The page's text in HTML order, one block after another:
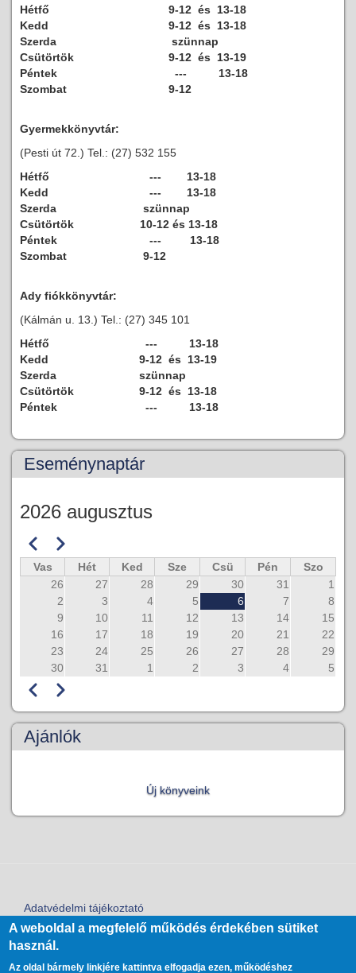
Hétfő
9-12 és 13-18
Kedd
9-12 és 13-18
Szerda
szünnap
Csütörtök
9-12 és 13-19
Péntek
--- 13-18
Szombat
9-12
Gyermekkönyvtár:
(Pesti út 72.) Tel.: (27) 532 155
Hétfő
--- 13-18
Kedd
--- 13-18
Szerda
szünnap
Csütörtök
10-12 és 13-18
Péntek
--- 13-18
Szombat
9-12
Ady fiókkönyvtár:
(Kálmán u. 13.) Tel.: (27) 345 101
Hétfő
--- 13-18
Kedd
9-12 és 13-19
Szerda
szünnap
Csütörtök
9-12 és 13-18
Péntek
--- 13-18
Eseménynaptár
2026 augusztus
Oldalszámozás
Előző
Következő
Vas
Hét Ked Sze Csü Pén
Szo
26
27 28 29 30 31
1
2
3 4 5 6 7
8
9
10 11 12 13 14
15
16
17 18 19 20 21
22
23
24 25 26 27 28
29
30
31 1 2 3 4 5
Oldalszámozás
Előző Következő
Ajánlók
Új könyveink
Lábléc
Adatvédelmi tájékoztató
User
Bejelentkezés
A weboldal a megfelelő működés érdekében sütiket
használ.
Az oldal bármely linkjére kattintva elfogadja ezen, működéshez